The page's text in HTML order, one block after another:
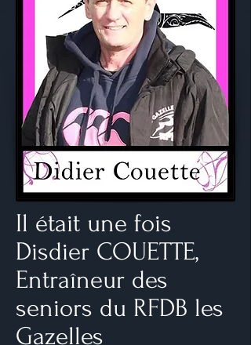
Il était une fois
Disdier COUETTE,
Entraîneur des
seniors du RFDB les
Gazelles